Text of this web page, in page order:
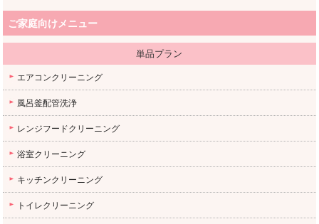
ご家庭向けメニュー
単品プラン
エアコンクリーニング
風呂釜配管洗浄
レンジフードクリーニング
浴室クリーニング
キッチンクリーニング
トイレクリーニング